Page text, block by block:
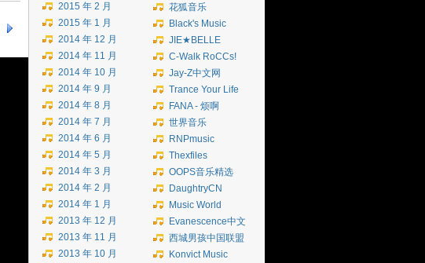
花狐音乐
Black's Music
JIE★BELLE
C-Walk RoCCs!
Jay-Z中文网
Trance Your Life
FANA - 烦啊
世界音乐
RNPmusic
Thexfiles
OOPS音乐精选
DaughtryCN
Music World
Evanescence中文
西城男孩中国联盟
Konvict Music
2015 年 2 月
2015 年 1 月
2014 年 12 月
2014 年 11 月
2014 年 10 月
2014 年 9 月
2014 年 8 月
2014 年 7 月
2014 年 6 月
2014 年 5 月
2014 年 3 月
2014 年 2 月
2014 年 1 月
2013 年 12 月
2013 年 11 月
2013 年 10 月